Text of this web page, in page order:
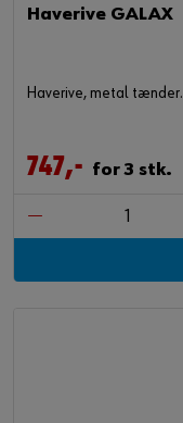
Haverive GALAX
Haverive, metal tænder.
747,- for 3 stk.